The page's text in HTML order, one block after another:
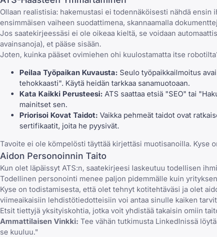
Ollaan realistisia: hakemustasi ei todennäköisesti nähdä ensin
ensimmäisen vaiheen suodattimena, skannaamalla
Jos saatekirjeessäsi ei ole oikeaa kieltä, se voidaan
avainsanoja), et pääse sisään.
Joten, kuinka pääset ovimiehen ohi kuulostamatta itse
Peilaa Työpaikan Kuvausta: Seulo työpaikkailmoitus
tehokkaasti". Käytä heidän tarkkaa sanamuotoaan.
Kata Kaikki Perusteesi: ATS saattaa etsiä "SEO" tai
mainitset sen.
Priorisoi Kovat Taidot: Vaikka pehmeät taidot ovat
sertifikaatit, joita he pyysivät.
Tavoite ei ole kömpelösti täyttää kirjettäsi muotisanoilla. Kyse
Aidon Personoinnin Taito
Kun olet läpäissyt ATS:n, saatekirjeesi laskeutuu todellisen
Todellinen personointi menee paljon pidemmälle kuin
Kyse on todistamisesta, että olet tehnyt kotitehtäväsi ja olet
viimeaikaisiin lehdistötiedotteisiin voi antaa sinulle kaiken
Etsit tiettyjä yksityiskohtia, jotka voit yhdistää takaisin omiin
Ammattilaisen Vinkki: Tee vähän tutkimusta LinkedInissä
se kuuluu."